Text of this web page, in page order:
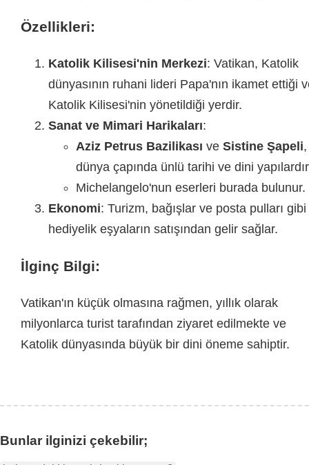
Özellikleri:
Katolik Kilisesi'nin Merkezi: Vatikan, Katolik
dünyasının ruhani lideri Papa'nın ikamet ettiği
Katolik Kilisesi'nin yönetildiği yerdir.
Sanat ve Mimari Harikaları:
Aziz Petrus Bazilikası ve Sistine Şapeli,
dünya çapında ünlü tarihi ve dini
Michelangelo'nun eserleri burada bulunur.
Ekonomi: Turizm, bağışlar ve posta pulları gibi
hediyelik eşyaların satışından gelir sağlar.
İlginç Bilgi:
Vatikan'ın küçük olmasına rağmen, yıllık olarak
milyonlarca turist tarafından ziyaret edilmekte ve
Katolik dünyasında büyük bir dini öneme sahiptir.
Bunlar ilginizi çekebilir;